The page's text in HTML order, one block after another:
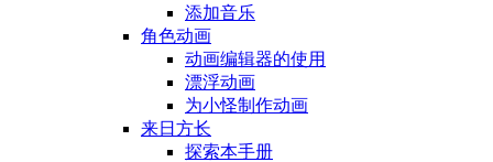
添加音乐
角色动画
动画编辑器的使用
漂浮动画
为小怪制作动画
来日方长
探索本手册